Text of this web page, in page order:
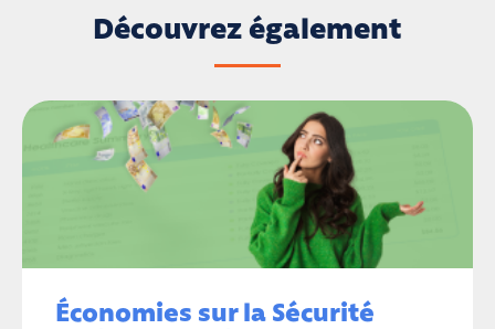
Découvrez également
Économies sur la Sécurité